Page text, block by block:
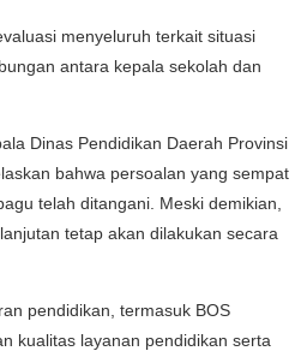
menyeluruh terkait situasi
antara kepala sekolah dan
Dinas Pendidikan Daerah Provinsi
bahwa persoalan yang sempat
telah ditangani. Meski demikian,
tetap akan dilakukan secara
pendidikan, termasuk BOS
kualitas layanan pendidikan serta